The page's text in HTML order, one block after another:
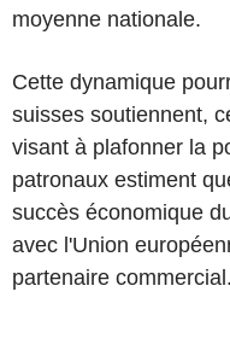
moyenne nationale.
Cette dynamique
suisses soutiennent,
visant à plafonner la
patronaux estiment
succès économique
avec l'Union
partenaire commercial.